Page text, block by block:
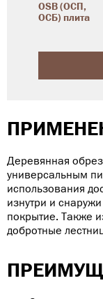
OSB (ОСП,
ОСБ) плита
Деревянная
универсальным
использования
изнутри и
покрытие. Также
добротные